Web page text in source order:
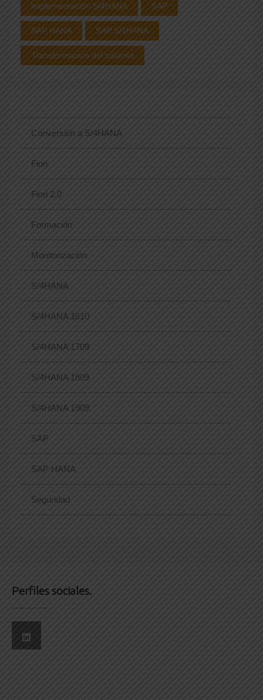
Implementación S/4HANA SAP
SAP HANA SAP S/4HANA
Transformación del sistema
Conversión a S/4HANA
Fiori
Fiori 2.0
Formación
Monitorización
S/4HANA
S/4HANA 1610
S/4HANA 1709
S/4HANA 1809
S/4HANA 1909
SAP
SAP HANA
Seguridad
Perfiles sociales.